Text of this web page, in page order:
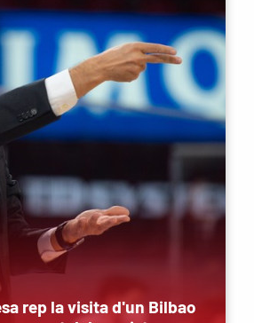
rep la visita d'un Bilbao